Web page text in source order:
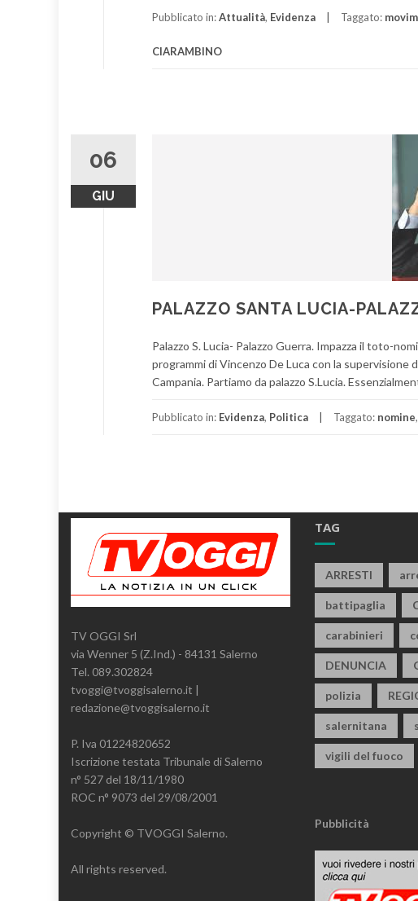
Pubblicato in:Attualità, Evidenza Taggato:
CIARAMBINO
06
GIU
PALAZZO SANTA LUCIA-
Palazzo S. Lucia- Palazzo Guerra. Impazza il toto-
programmi di Vincenzo De Luca con la
Campania. Partiamo da palazzo S.Lucia.
Pubblicato in: Evidenza, Politica Taggato: nomine,
TV OGGI Srl
via Wenner 5 (Z.Ind.) - 84131 Salerno
Tel. 089.302824
tvoggi@tvoggisalerno.it |
redazione@tvoggisalerno.it
P. Iva 01224820652
Iscrizione testata Tribunale di Salerno
n° 527 del 18/11/1980
ROC n° 9073 del 29/08/2001
Copyright © TVOGGI Salerno.
All rights reserved.
TAG
ARRESTI
battipaglia
carabinieri
DENUNCIA
polizia
salernitana
vigili del fuoco
Pubblicità